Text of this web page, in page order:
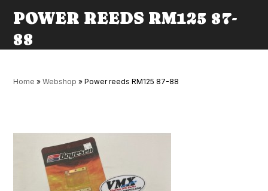
POWER REEDS RM125 87-
88
Home »Webshop »Power reeds RM125 87-88